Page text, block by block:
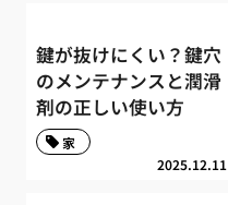
鍵が抜けにくい？鍵穴
のメンテナンスと潤滑
剤の正しい使い方
2025.12.11
家